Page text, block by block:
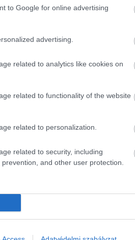
to Google for online advertising
advertising.
related to analytics like cookies on
related to functionality of the website
related to personalization.
related to security, including
and other user protection.